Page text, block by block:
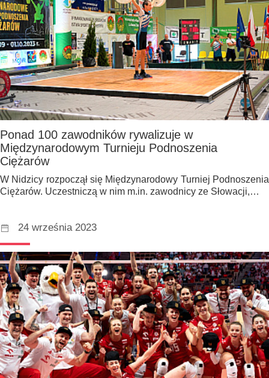
Ponad 100 zawodników rywalizuje w
Międzynarodowym Turnieju Podnoszenia
Ciężarów
W Nidzicy rozpoczął się Międzynarodowy Turniej Podnoszenia
Ciężarów. Uczestniczą w nim m.in. zawodnicy ze Słowacji,…
24 września 2023